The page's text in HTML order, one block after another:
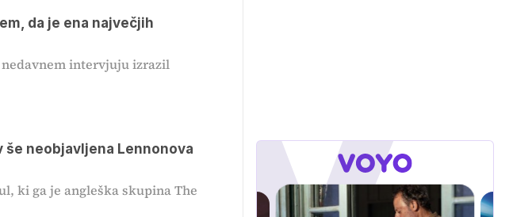
da je ena največjih
intervjuju izrazil
še neobjavljena Lennonova
ki ga je angleška skupina The